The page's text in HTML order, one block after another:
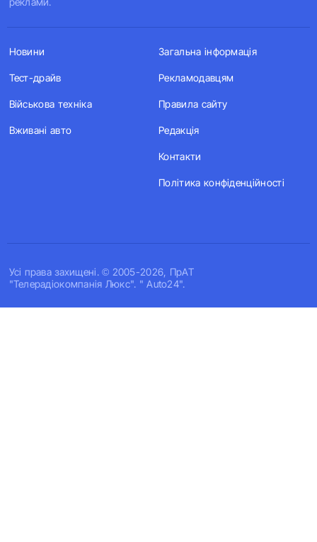
Усi права захищенi. © 2005-2026, ПрАТ
"Телерадіокомпанія Люкс". " Auto24".
Новини
Тест-драйв
Військова техніка
Вживані авто
Загальна інформація
Рекламодавцям
Правила сайту
Редакція
Контакти
Політика конфіденційності